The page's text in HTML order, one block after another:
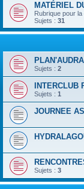
MATÉRIEL
Rubrique pour la
Sujets : 31
Sujets : 2
INTERCLUB
Sujets : 1
JOURNEE
Sujets : 3